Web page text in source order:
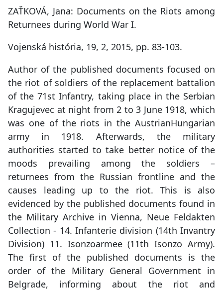
ZAŤKOVÁ, Jana: Documents on the Riots among
Returnees during World War I.
Vojenská história, 19, 2, 2015, pp. 83-103.
Author of the published documents focused on
the riot of soldiers of the replacement battalion
of the 71st Infantry, taking place in the Serbian
Kragujevec at night from 2 to 3 June 1918, which
was one of the riots in the AustrianHungarian
army in 1918. Afterwards, the military
authorities started to take better notice of the
moods prevailing among the soldiers –
returnees from the Russian frontline and the
causes leading up to the riot. This is also
evidenced by the published documents found in
the Military Archive in Vienna, Neue Feldakten
Collection - 14. Infanterie division (14th Invantry
Division) 11. Isonzoarmee (11th Isonzo Army).
The first of the published documents is the
order of the Military General Government in
Belgrade, informing about the riot and